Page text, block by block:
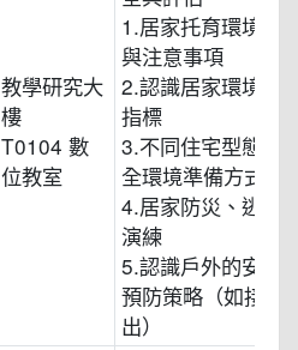
教學研究大
樓
T0104 數
位教室
1.居家托育環境設
與注意事項
2.認識居家環境安
指標
3.不同住宅型態及
全環境準備方式
4.居家防災、逃生
演練
5.認識戶外的安全
預防策略（如接送
出）